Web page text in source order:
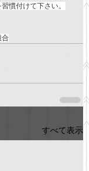
慣付けて下さい。
すべて表示